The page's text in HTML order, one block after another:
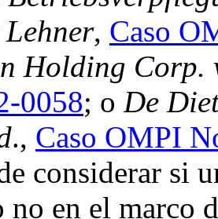
, Caso
Holding Corp.
0058; o De
., Caso OMPI
considerar si
no en el marco